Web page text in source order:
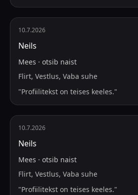
10.7.2026
Neils
Mees · otsib naist
Flirt, Vestlus, Vaba suhe
"Profiilitekst on teises keeles."
10.7.2026
Neils
Mees · otsib naist
Flirt, Vestlus, Vaba suhe
"Profiilitekst on teises keeles."